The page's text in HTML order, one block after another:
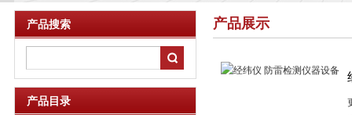
产品搜索
产品目录
产品展示